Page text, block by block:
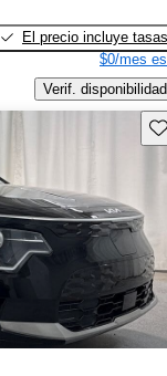
El precio incluye tasas
$0/mes
Verif. disponibilidad